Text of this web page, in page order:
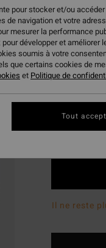
19,95 €
50%
9,98 €
BONS PLANS
Couleur
Il ne reste
pour stocker et/ou accéder
de navigation et votre
mesurer la performance
développer et améliorer
soumis à votre
que certains cookies de
et Politique de
Tout